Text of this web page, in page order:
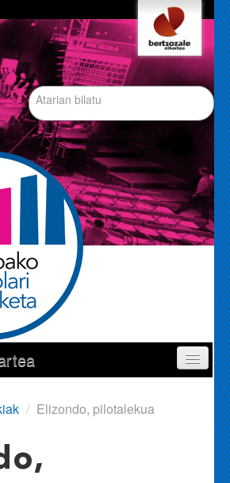
Tresna
pertsonalak
Bilatu atarian
Bilaketa
aurreratua…
/ Elizondo, pilotalekua